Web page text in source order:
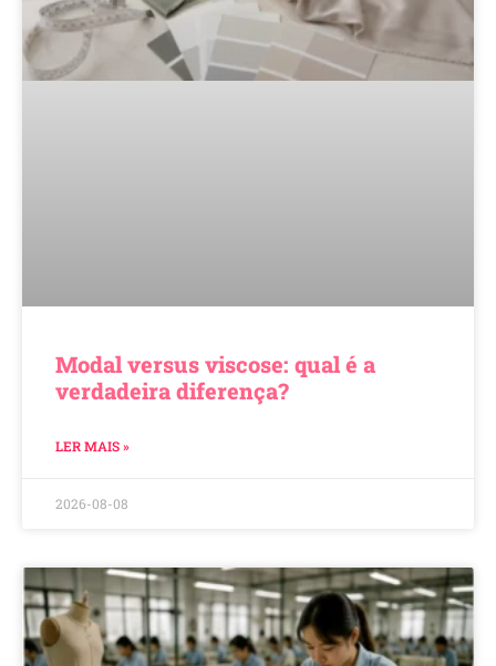
Modal versus viscose: qual é a
verdadeira diferença?
LER MAIS »
2026-08-08